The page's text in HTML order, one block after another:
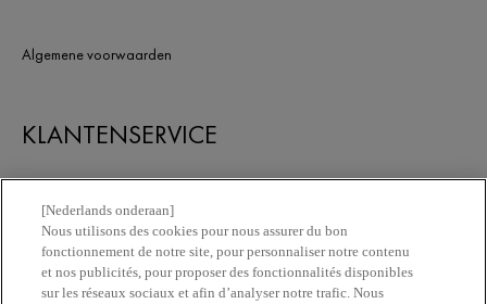
Algemene voorwaarden
KLANTENSERVICE
Vind een apotheek
[Nederlands onderaan]
Nous utilisons des cookies pour nous assurer du bon
fonctionnement de notre site, pour personnaliser notre contenu
et nos publicités, pour proposer des fonctionnalités disponibles
sur les réseaux sociaux et afin d’analyser notre trafic. Nous